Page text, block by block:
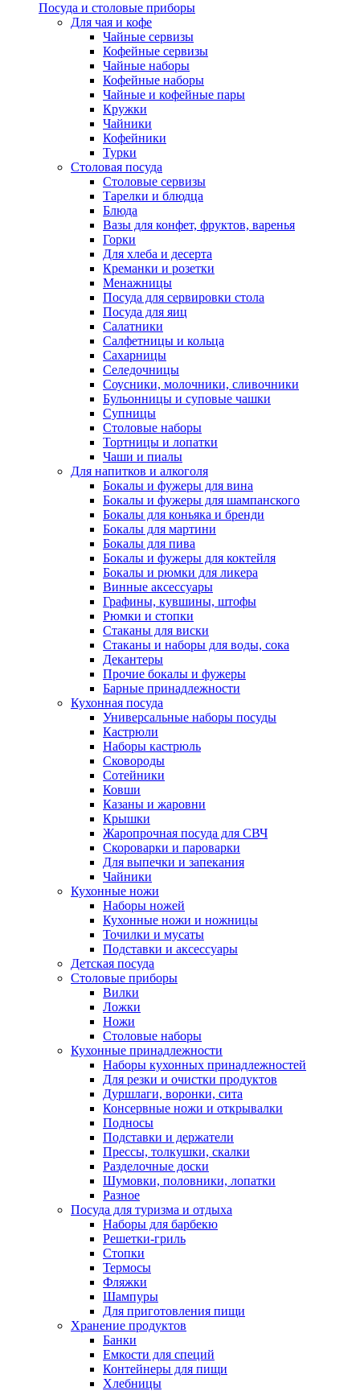
Посуда и столовые приборы
Для чая и кофе
Чайные сервизы
Кофейные сервизы
Чайные наборы
Кофейные наборы
Чайные и кофейные пары
Кружки
Чайники
Кофейники
Турки
Столовая посуда
Столовые сервизы
Тарелки и блюдца
Блюда
Вазы для конфет, фруктов, варенья
Горки
Для хлеба и десерта
Креманки и розетки
Менажницы
Посуда для сервировки стола
Посуда для яиц
Салатники
Салфетницы и кольца
Сахарницы
Селедочницы
Соусники, молочники, сливочники
Бульонницы и суповые чашки
Супницы
Столовые наборы
Тортницы и лопатки
Чаши и пиалы
Для напитков и алкоголя
Бокалы и фужеры для вина
Бокалы и фужеры для шампанского
Бокалы для коньяка и бренди
Бокалы для мартини
Бокалы для пива
Бокалы и фужеры для коктейля
Бокалы и рюмки для ликера
Винные аксессуары
Графины, кувшины, штофы
Рюмки и стопки
Стаканы для виски
Стаканы и наборы для воды, сока
Декантеры
Прочие бокалы и фужеры
Барные принадлежности
Кухонная посуда
Универсальные наборы посуды
Кастрюли
Наборы кастрюль
Сковороды
Сотейники
Ковши
Казаны и жаровни
Крышки
Жаропрочная посуда для СВЧ
Скороварки и пароварки
Для выпечки и запекания
Чайники
Кухонные ножи
Наборы ножей
Кухонные ножи и ножницы
Точилки и мусаты
Подставки и аксессуары
Детская посуда
Столовые приборы
Вилки
Ложки
Ножи
Столовые наборы
Кухонные принадлежности
Наборы кухонных принадлежностей
Для резки и очистки продуктов
Дуршлаги, воронки, сита
Консервные ножи и открывалки
Подносы
Подставки и держатели
Прессы, толкушки, скалки
Разделочные доски
Шумовки, половники, лопатки
Разное
Посуда для туризма и отдыха
Наборы для барбекю
Решетки-гриль
Стопки
Термосы
Фляжки
Шампуры
Для приготовления пищи
Хранение продуктов
Банки
Емкости для специй
Контейнеры для пищи
Хлебницы